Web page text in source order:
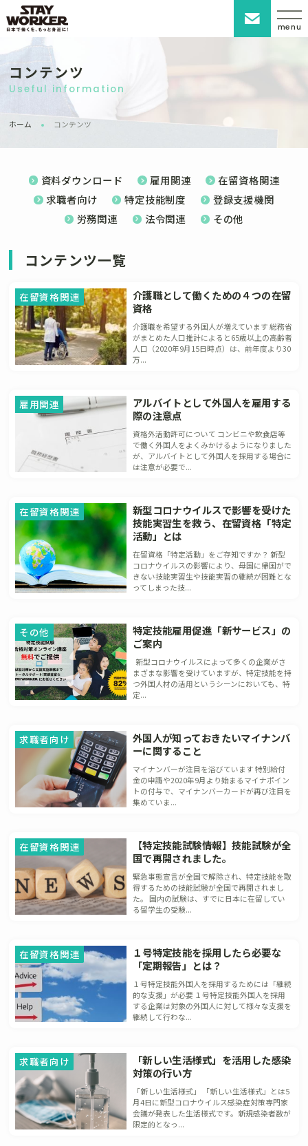
menu
コンテンツ
Useful information
ホーム コンテンツ
資料ダウンロード 雇用関連
在留資格関連
求職者向け
特定技能制度
登録支援機関
労務関連
法令関連 その他
コンテンツ一覧
在留資格関連
介護職として働くための４つの在留
資格
介護職を希望する外国人が増えています 総務省
がまとめた人口推計によると65歳以上の高齢者
人口（2020年9月15日時点）は、前年度より30
万...
雇用関連
アルバイトとして外国人を雇用する
際の注意点
資格外活動許可について コンビニや飲食店等
で働く外国人をよくみかけるようになりました
が、アルバイトとして外国人を採用する場合に
は注意が必要で...
在留資格関連
新型コロナウイルスで影響を受けた
技能実習生を救う、在留資格「特定
活動」とは
在留資格「特定活動」をご存知ですか？ 新型
コロナウイルスの影響により、母国に帰国がで
きない技能実習生や技能実習の継続が困難とな
ってしまった技...
その他
特定技能雇用促進「新サービス」の
ご案内
新型コロナウイルスによって多くの企業がさ
まざまな影響を受けていますが、特定技能を持
つ外国人材の活用というシーンにおいても、特
定...
求職者向け
外国人が知っておきたいマイナンバ
ーに関すること
マイナンバーが注目を浴びています 特別給付
金の申請や2020年9月より始まるマイナポイン
トの付与で、マイナンバーカードが再び注目を
集めていま...
在留資格関連
【特定技能試験情報】技能試験が全
国で再開されました。
緊急事態宣言が全国で解除され、特定技能を取
得するための技能試験が全国で再開されまし
た。 国内の試験は、すでに日本に在留してい
る留学生の受験...
在留資格関連
１号特定技能を採用したら必要な
「定期報告」とは？
１号特定技能外国人を採用するためには「継続
的な支援」が必要 １号特定技能外国人を採用
する企業は対象の外国人に対して様々な支援を
継続して行わな...
求職者向け
「新しい生活様式」を活用した感染
対策の行い方
「新しい生活様式」 「新しい生活様式」とは5
月4日に新型コロナウイルス感染症対策専門家
会議が発表した生活様式です。新規感染者数が
限定的となっ...